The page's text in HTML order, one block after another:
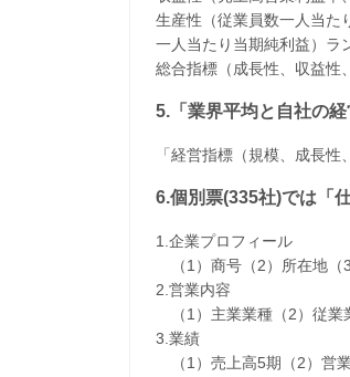
生産性（従業員数一人当た
一人当たり当期純利益）ラ
総合指標（成長性、収益性
5.「業界平均と自社の
「経営指標（規模、成長
6.個別票(335社)では「
1.企業プロフィール
（1）商号（2）所在地（
2.営業内容
（1）主業業種（2）従業
3.業績
（1）売上高5期（2）営